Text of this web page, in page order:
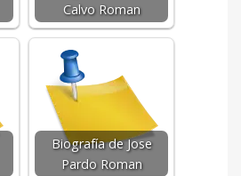
Calvo Roman
Biografía de Jose
Pardo Roman